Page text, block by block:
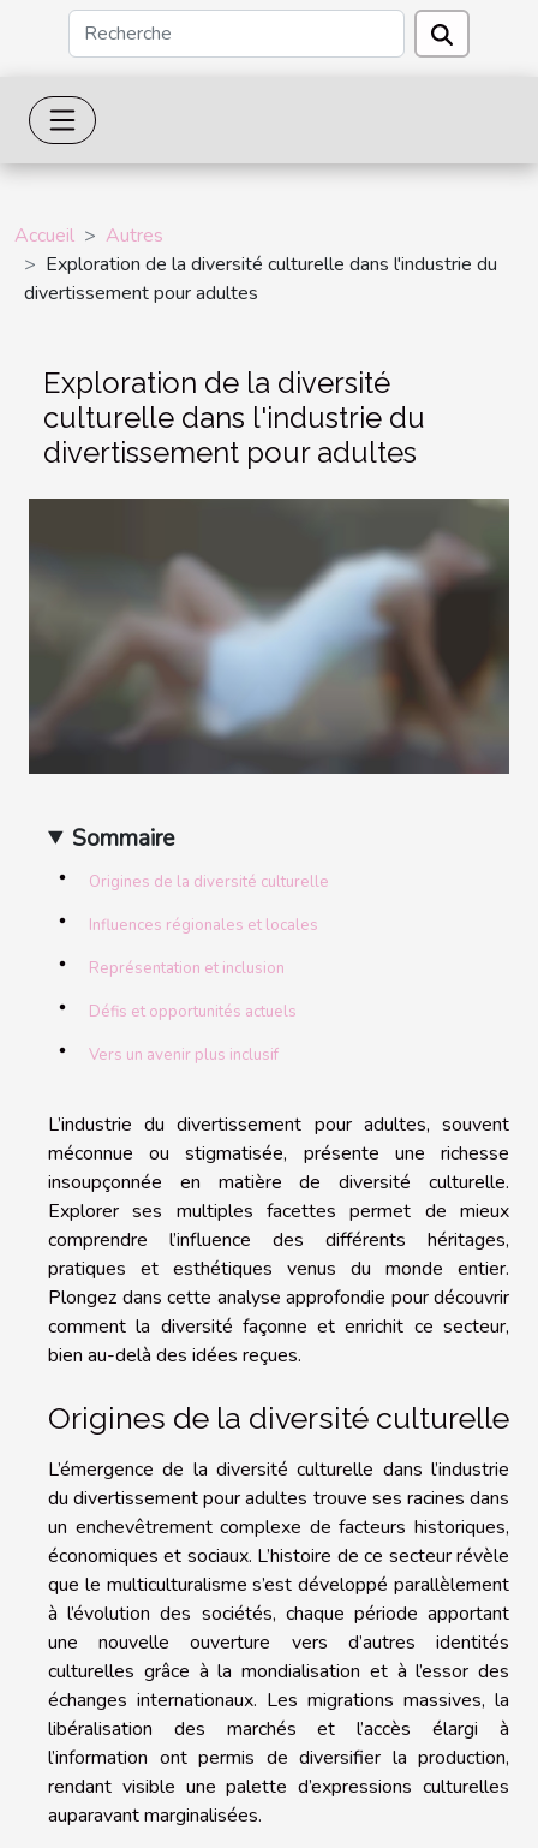
Accueil
Autres
Exploration de la diversité culturelle dans l'industrie du
divertissement pour adultes
Exploration de la diversité
culturelle dans l'industrie du
divertissement pour adultes
Sommaire
Origines de la diversité culturelle
Influences régionales et locales
Représentation et inclusion
Défis et opportunités actuels
Vers un avenir plus inclusif
L’industrie du divertissement pour adultes, souvent
méconnue ou stigmatisée, présente une richesse
insoupçonnée en matière de diversité culturelle.
Explorer ses multiples facettes permet de mieux
comprendre l’influence des différents héritages,
pratiques et esthétiques venus du monde entier.
Plongez dans cette analyse approfondie pour découvrir
comment la diversité façonne et enrichit ce secteur,
bien au-delà des idées reçues.
Origines de la diversité culturelle
L’émergence de la diversité culturelle dans l’industrie
du divertissement pour adultes trouve ses racines dans
un enchevêtrement complexe de facteurs historiques,
économiques et sociaux. L’histoire de ce secteur révèle
que le multiculturalisme s’est développé parallèlement
à l’évolution des sociétés, chaque période apportant
une nouvelle ouverture vers d’autres identités
culturelles grâce à la mondialisation et à l’essor des
échanges internationaux. Les migrations massives, la
libéralisation des marchés et l’accès élargi à
l’information ont permis de diversifier la production,
rendant visible une palette d’expressions culturelles
auparavant marginalisées.